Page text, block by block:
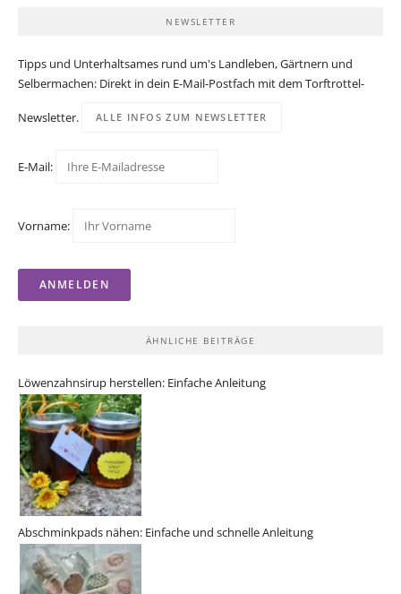
NEWSLETTER
Tipps und Unterhaltsames rund um's Landleben, Gärtnern und
Selbermachen: Direkt in dein E-Mail-Postfach mit dem Torftrottel-
Newsletter. ALLE INFOS ZUM NEWSLETTER
E-Mail:
Vorname:
ÄHNLICHE BEITRÄGE
Löwenzahnsirup herstellen: Einfache Anleitung
Abschminkpads nähen: Einfache und schnelle Anleitung